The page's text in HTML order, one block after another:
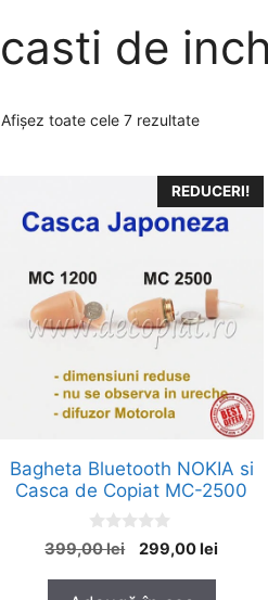
casti de
Afișez toate cele 7 rezultate
REDUCERI!
Bagheta Bluetooth NOKIA si
Casca de Copiat MC-2500
0
o
399,00lei
Prețul
a
299,00lei